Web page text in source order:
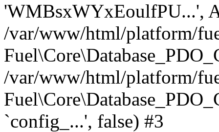
'WMBsxWYxEoulfPU...',
/var/www/html/platform/
/var/www/html/platform/
`config_...', false) #3